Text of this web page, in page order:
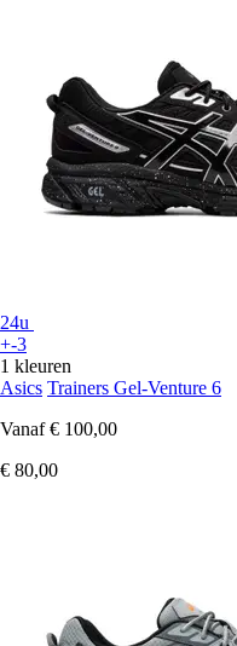
24u
+-3
1 kleuren
Asics Trainers Gel-Venture 6
Vanaf € 100,00
€ 80,00